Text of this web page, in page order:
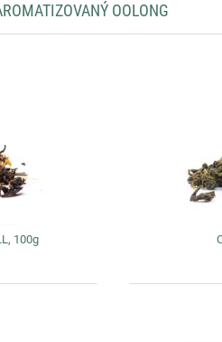
OOLONG
100g